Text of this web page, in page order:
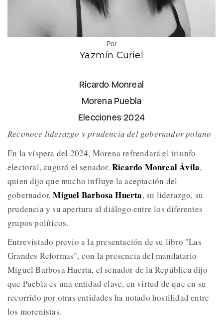
Por
Yazmín Curiel
Ricardo Monreal
Morena Puebla
Elecciones 2024
Reconoce liderazgo y prudencia del gobernador polano
En la víspera del 2024, Morena refrendará el triunfo
electoral, auguró el senador,Ricardo Monreal Ávila,
quien dijo que mucho influye la aceptación del
gobernador,Miguel Barbosa Huerta, su liderazgo, su
prudencia y su apertura al diálogo entre los diferentes
grupos políticos.
Entrevistado previo a la presentación de su libro "Las
Grandes Reformas", con la presencia del mandatario
Miguel Barbosa Huerta, el senador de la República dijo
que Puebla es una entidad clave, en virtud de que en su
recorrido por otras entidades ha notado hostilidad entre
los morenistas.